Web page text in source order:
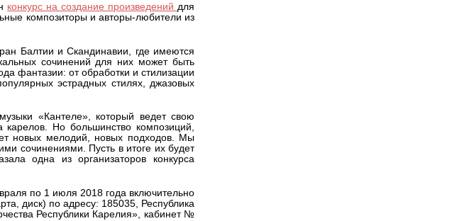
конкурс на создание произведений для
композиторы и авторы-любители из
Балтии и Скандинавии, где имеются
сочинений для них может быть
фантазии: от обработки и стилизации
эстрадных стилях, джазовых
«Кантеле», который ведет свою
Но большинство композиций,
новых мелодий, новых подходов. Мы
сочинениями. Пусть в итоге их будет
одна из организаторов конкурса
по 1 июля 2018 года включительно
диск) по адресу: 185035, Республика
Республики Карелия», кабинет №